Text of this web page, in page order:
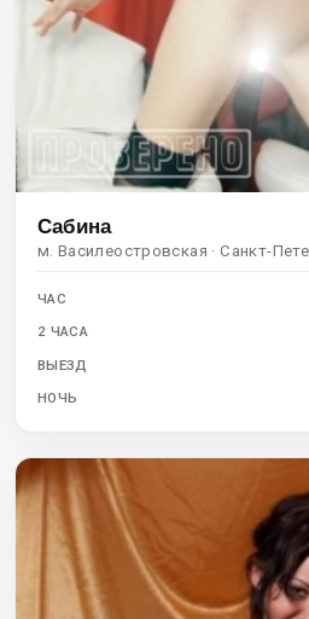
Сабина
м. Василеостровская · Санкт-
ЧАС
2 ЧАСА
ВЫЕЗД
НОЧЬ